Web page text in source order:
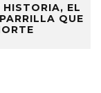
EL
QUE